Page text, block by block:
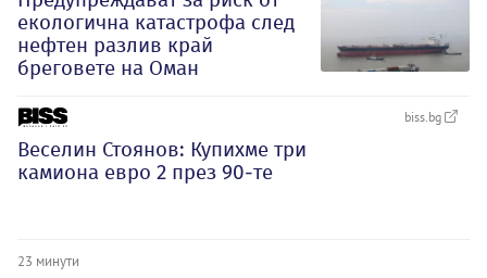
екологична катастрофа след
нефтен разлив край
бреговете на Оман
biss.bg
Веселин Стоянов: Купихме три
камиона евро 2 през 90-те
23 минути